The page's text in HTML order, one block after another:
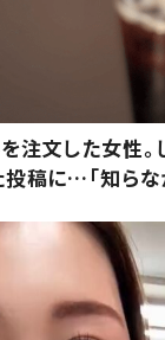
注文した女性。
稿に…「知らな